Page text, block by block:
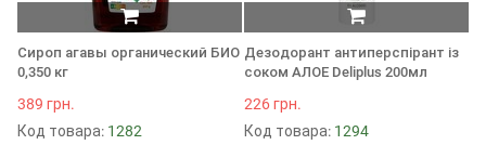
Сироп агавы органический БИО
0,350 кг
389 грн.
Код товара: 1282
Дезодорант антиперспірант із
соком АЛОЕ Deliplus 200мл
226 грн.
Код товара: 1294